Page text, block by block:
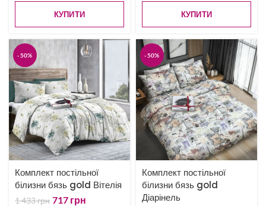
КУПИТИ КУПИТИ
-50%
Комплект постільної
білизни бязь gold Вітелія
1 433грн 717 грн
-50%
Комплект постільної
білизни бязь gold
Діарінель